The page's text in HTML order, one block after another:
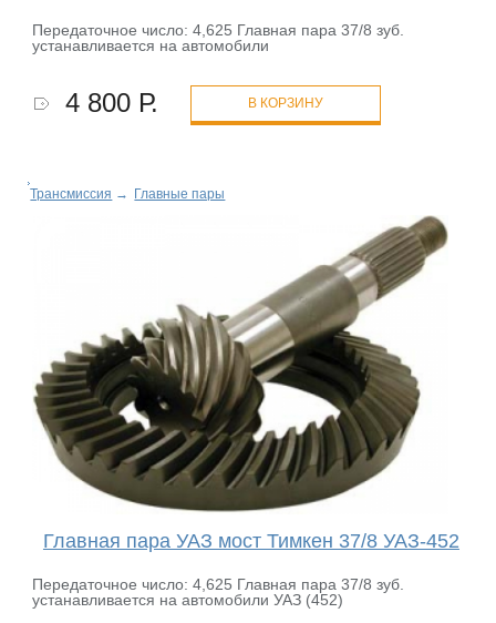
Передаточное число: 4,625 Главная пара 37/8 зуб.
устанавливается на автомобили
4 800 Р. В КОРЗИНУ
Трансмиссия → Главные пары
Главная пара УАЗ мост Тимкен 37/8 УАЗ-452
Передаточное число: 4,625 Главная пара 37/8 зуб.
устанавливается на автомобили УАЗ (452)